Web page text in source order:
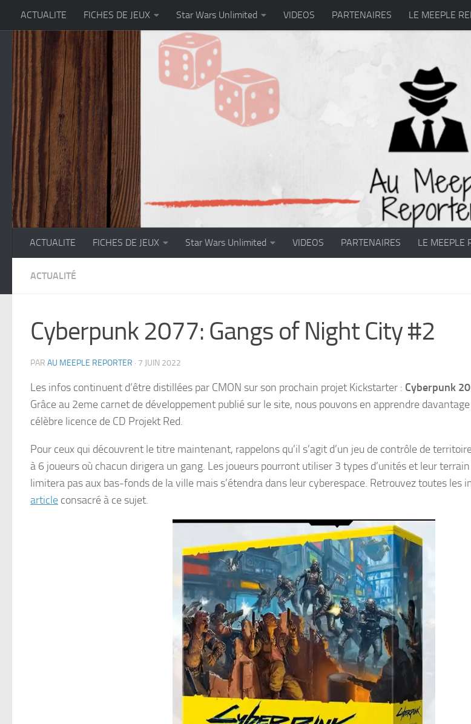
Skip to content
ACTUALITE FICHES DE JEUX Star Wars Unlimited VIDEOS PARTENAIRES LE MEEPLE
ACTUALITE FICHES DE JEUX Star Wars Unlimited VIDEOS PARTENAIRES LE MEEPLE
ACTUALITÉ
Cyberpunk 2077: Gangs of Night City #2
PAR AU MEEPLE REPORTER · 7 JUIN 2022
Les infos continuent d’être distillées par CMON sur son prochain projet Kickstarter : Cyberpunk
Grâce au 2eme carnet de développement publié sur le site, nous pouvons en apprendre
célèbre licence de CD Projekt Red.
Pour ceux qui découvrent le titre maintenant, rappelons qu’il s’agit d’un jeu de contrôle de
à 6 joueurs où chacun dirigera un gang. Les joueurs pourront utiliser 3 types d’unités et leur
limitera pas aux bas-fonds de la ville mais s’étendra dans leur cyberespace. Retrouvez toutes les
article consacré à ce sujet.